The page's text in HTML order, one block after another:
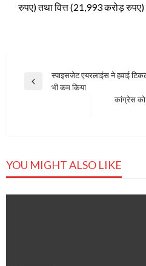
रुपए) तथा वित्त (21,993 करोड़ रुपए)
Post
navigation
Previous
स्पाइसजेट एयरलाइंस ने हवाई
भी कम किया
कांग्रेस
YOU MIGHT ALSO LIKE